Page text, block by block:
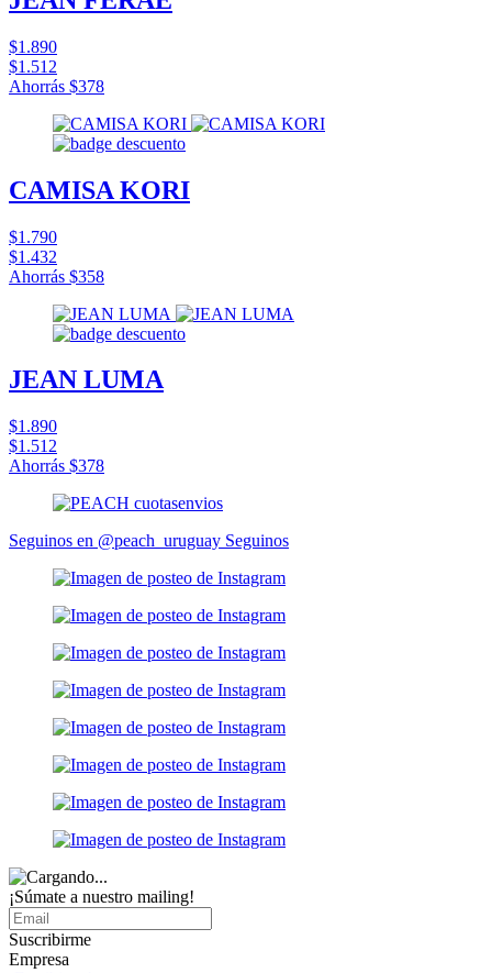
$1.890
$1.512
Ahorrás $378
CAMISA KORI
$1.790
$1.432
Ahorrás $358
JEAN LUMA
$1.890
$1.512
Ahorrás $378
Seguinos en @peach_uruguay Seguinos
¡Súmate a nuestro mailing!
Suscribirme
Empresa